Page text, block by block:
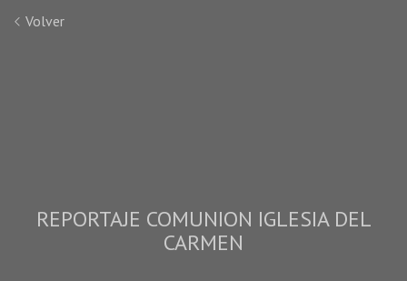
Volver
REPORTAJE COMUNION IGLESIA DEL
CARMEN